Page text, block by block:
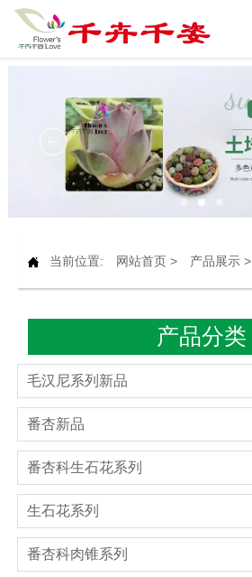
 当前位置: 网站首页> 产品展示>
产品分类
毛汉尼系列新品
番杏新品
番杏科生石花系列
生石花系列
番杏科肉锥系列